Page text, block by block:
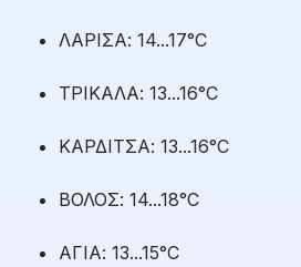
ΛΑΡΙΣΑ: 14...17°C
ΤΡΙΚΑΛΑ: 13...16°C
ΚΑΡΔΙΤΣΑ: 13...16°C
ΒΟΛΟΣ: 14...18°C
ΑΓΙΑ: 13...15°C